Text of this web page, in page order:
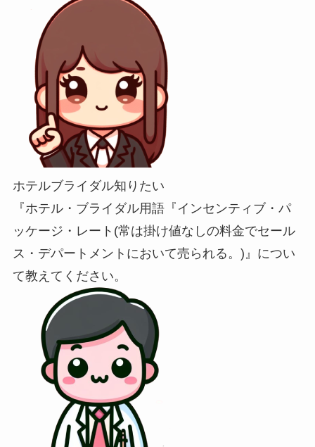
ホテルブライダル知りたい
『ホテル・ブライダル用語『インセンティブ・パ
ッケージ・レート(常は掛け値なしの料金でセール
ス・デパートメントにおいて売られる。)』につい
て教えてください。